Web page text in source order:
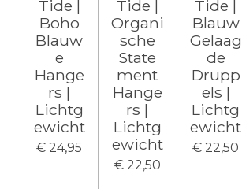
Tide |
Boho
Blauw
e
Hange
rs |
Lichtg
ewicht
€ 24,95
Tide |
Organi
sche
State
ment
Hange
rs |
Lichtg
ewicht
€ 22,50
Tide |
Blauw
Gelaag
de
Drupp
els |
Lichtg
ewicht
€ 22,50